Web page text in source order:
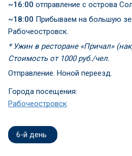
~16:00 отправление с острова
~18:00 Прибываем на большую
Рабочеостровск.
* Ужин в ресторане «Причал»
Стоимость от 1000 руб./чел.
Отправление. Ноной переезд.
Города посещения:
Рабочеостровск
6-й день